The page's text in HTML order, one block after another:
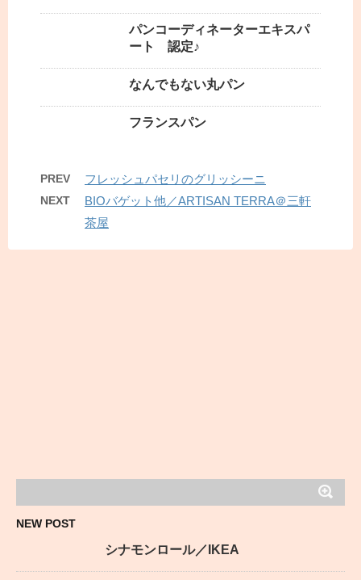
パンコーディネーターエキスパ
ート 認定♪
なんでもない丸パン
フランスパン
PREV フレッシュパセリのグリッシーニ
NEXT
BIOバゲット他／ARTISAN TERRA＠三軒
茶屋
NEW POST
シナモンロール／IKEA